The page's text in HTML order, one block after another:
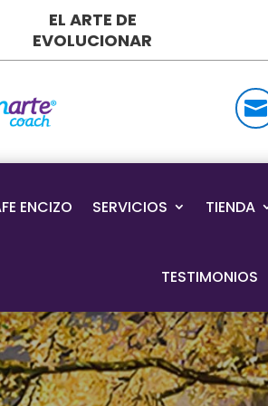
EL ARTE DE
EVOLUCIONAR

ENCIZO SERVICIOS TIENDA
TESTIMONIOS